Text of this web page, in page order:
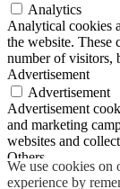
We use cookies on
experience by
Analytics
Analytical cookies
the website. These
number of visitors,
Advertisement
Advertisement
Advertisement
and marketing
websites and
Others
Others